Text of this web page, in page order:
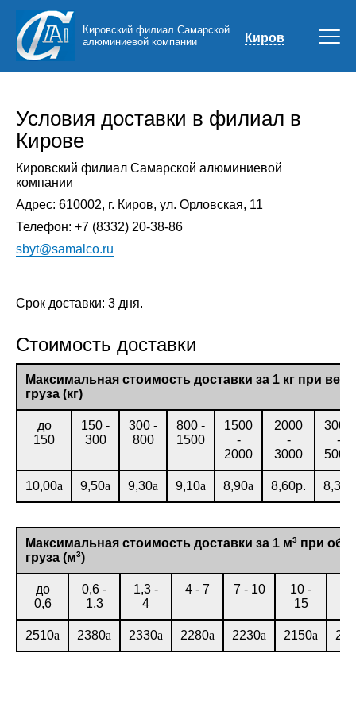
Кировский филиал Самарской
алюминиевой компании
Киров
Условия доставки в филиал в
Кирове
Кировский филиал Самарской алюминиевой
компании
Адрес: 610002, г. Киров, ул. Орловская, 11
Телефон: +7 (8332) 20-38-86
sbyt@samalco.ru
Срок доставки: 3 дня.
Стоимость доставки
Максимальная стоимость доставки за 1 кг при
груза (кг)
до
150
150 -
300
300 -
800
800 -
1500
1500
-
2000
2000
-
3000
3000
-
5000
10,00a 9,50a 9,30a 9,10a 8,90a 8,60р. 8,30
Максимальная стоимость доставки за 1 м3 при
груза (м3)
до
0,6
0,6 -
1,3
1,3 -
4
4 - 7 7 - 10
10 -
15
2510a 2380a 2330a 2280a 2230a 2150a